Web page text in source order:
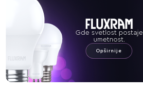
Gde svetlost postaje
umetnost.
Opširnije